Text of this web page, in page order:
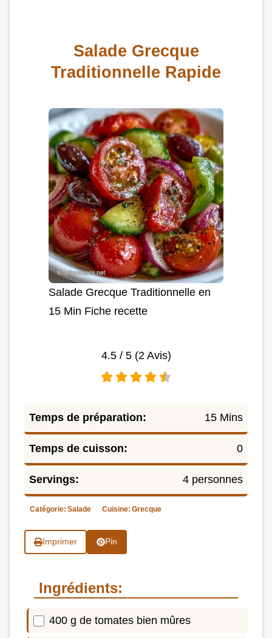
Salade Grecque
Traditionnelle Rapide
Salade Grecque Traditionnelle en
15 Min Fiche recette
4.5/ 5 (2 Avis)
Temps de préparation: 15 Mins
Temps de cuisson: 0
Servings: 4 personnes
Catégorie: Salade Cuisine: Grecque
Imprimer Pin
Ingrédients:
400 g de tomates bien mûres